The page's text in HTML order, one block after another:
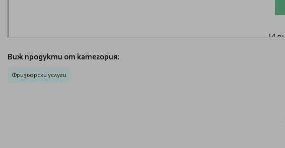
Виж продукти от категория:
Фризьорски услуги